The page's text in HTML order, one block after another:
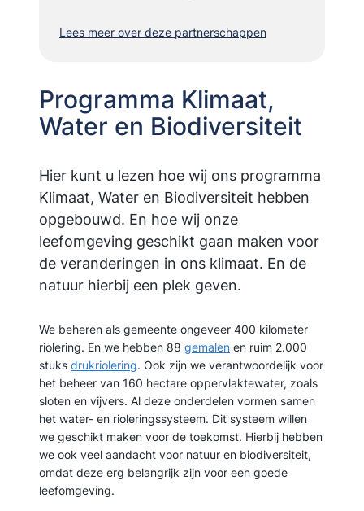
Lees meer over deze partnerschappen
Programma Klimaat,
Water en Biodiversiteit
Hier kunt u lezen hoe wij ons programma
Klimaat, Water en Biodiversiteit hebben
opgebouwd. En hoe wij onze
leefomgeving geschikt gaan maken voor
de veranderingen in ons klimaat. En de
natuur hierbij een plek geven.
We beheren als gemeente ongeveer 400 kilometer
riolering. En we hebben 88 gemalen en ruim 2.000
stuks drukriolering. Ook zijn we verantwoordelijk voor
het beheer van 160 hectare oppervlaktewater, zoals
sloten en vijvers. Al deze onderdelen vormen samen
het water- en rioleringssysteem. Dit systeem willen
we geschikt maken voor de toekomst. Hierbij hebben
we ook veel aandacht voor natuur en biodiversiteit,
omdat deze erg belangrijk zijn voor een goede
leefomgeving.